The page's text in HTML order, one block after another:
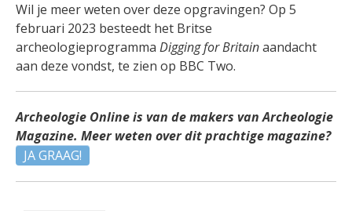
Wil je meer weten over deze opgravingen? Op 5
februari 2023 besteedt het Britse
archeologieprogramma Digging for Britainaandacht
aan deze vondst, te zien op BBC Two.
Archeologie Online is van de makers van Archeologie
Magazine. Meer weten over dit prachtige magazine?
JA GRAAG!